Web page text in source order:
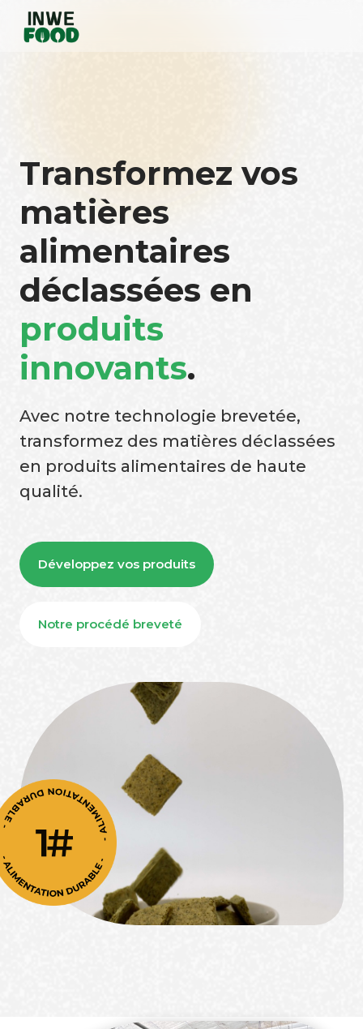
Transformez vos
matières
alimentaires
déclassées en
produits
innovants.
Avec notre technologie brevetée,
transformez des matières déclassées
en produits alimentaires de haute
qualité.
Développez vos produits
Notre procédé breveté